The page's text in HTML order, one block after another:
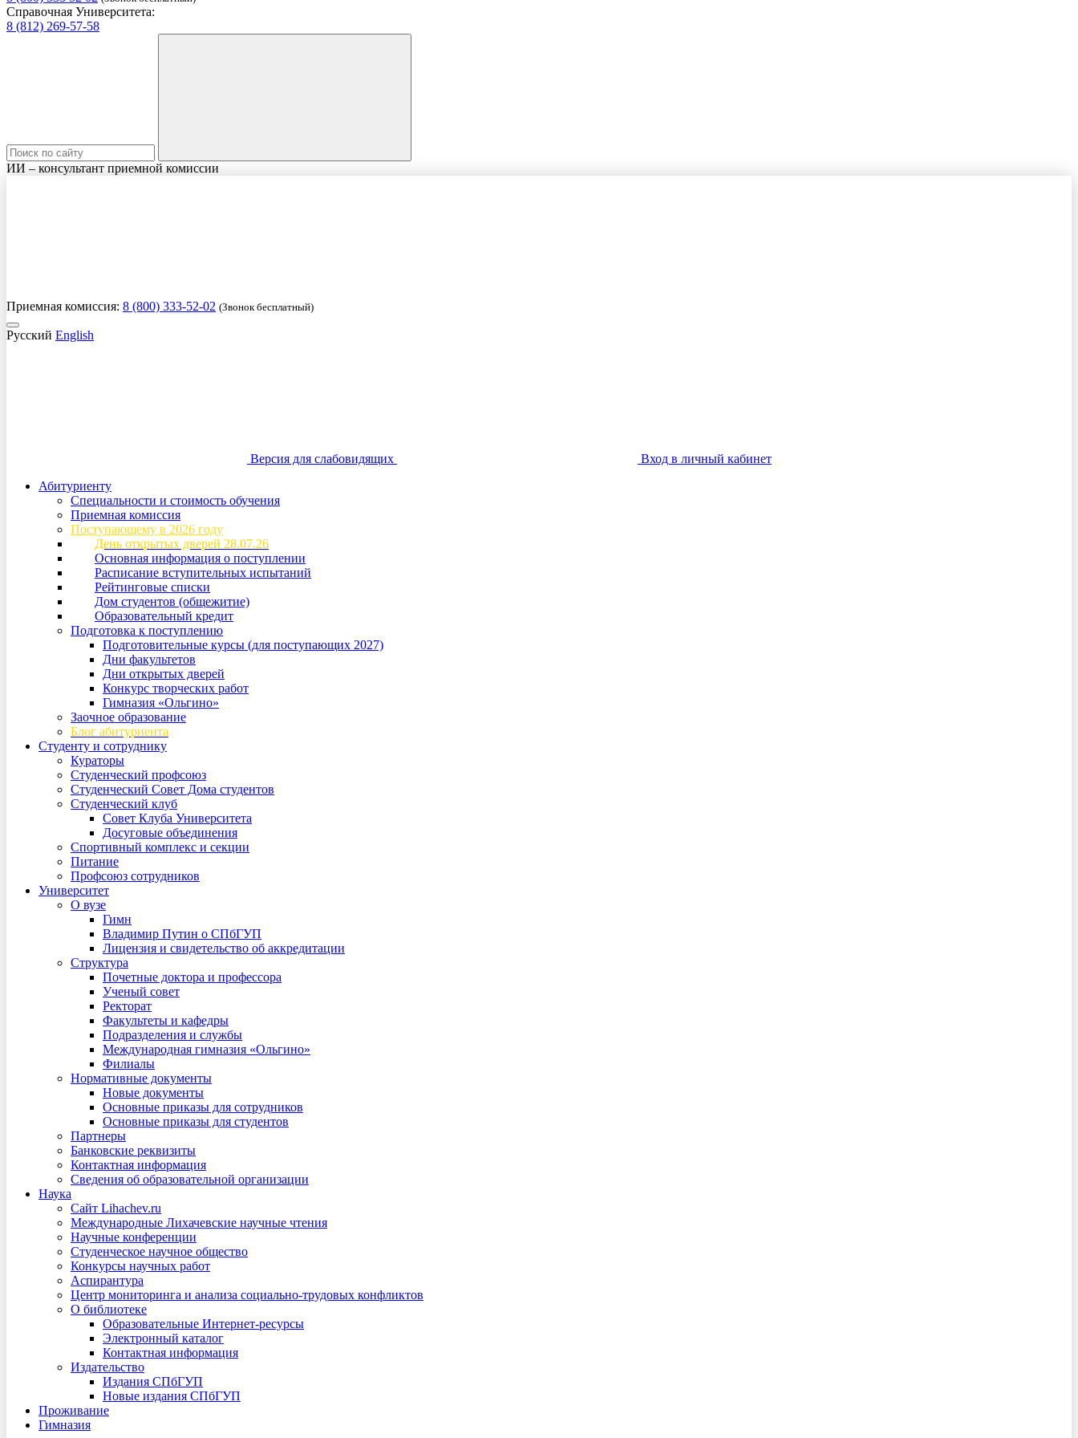
Справочная Университета:
8 (812) 269-57-58
ИИ – консультант приемной комиссии
Приемная комиссия: 8 (800) 333-52-02 (Звонок бесплатный)
Русский English
Версия для слабовидящих
Вход в личный кабинет
Абитуриенту
Специальности и стоимость обучения
Приемная комиссия
Поступающему в 2026 году
День открытых дверей 28.07.26
Основная информация о поступлении
Расписание вступительных испытаний
Рейтинговые списки
Дом студентов (общежитие)
Образовательный кредит
Подготовка к поступлению
Подготовительные курсы (для поступающих 2027)
Дни факультетов
Дни открытых дверей
Конкурс творческих работ
Гимназия «Ольгино»
Заочное образование
Блог абитуриента
Студенту и сотруднику
Кураторы
Студенческий профсоюз
Студенческий Совет Дома студентов
Студенческий клуб
Совет Клуба Университета
Досуговые объединения
Спортивный комплекс и секции
Питание
Профсоюз сотрудников
Университет
О вузе
Гимн
Владимир Путин о СПбГУП
Лицензия и свидетельство об аккредитации
Структура
Почетные доктора и профессора
Ученый совет
Ректорат
Факультеты и кафедры
Подразделения и службы
Международная гимназия «Ольгино»
Филиалы
Нормативные документы
Новые документы
Основные приказы для сотрудников
Основные приказы для студентов
Партнеры
Банковские реквизиты
Контактная информация
Сведения об образовательной организации
Наука
Сайт Lihachev.ru
Международные Лихачевские научные чтения
Научные конференции
Студенческое научное общество
Конкурсы научных работ
Аспирантура
Центр мониторинга и анализа социально-трудовых конфликтов
О библиотеке
Образовательные Интернет-ресурсы
Электронный каталог
Контактная информация
Издательство
Издания СПбГУП
Новые издания СПбГУП
Проживание
Гимназия